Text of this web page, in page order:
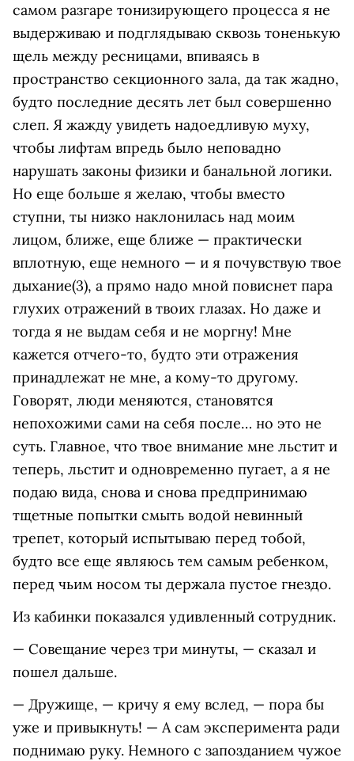
самом разгаре тонизирующего процесса я не
выдерживаю и подглядываю сквозь тоненькую
щель между ресницами, впиваясь в
пространство секционного зала, да так жадно,
будто последние десять лет был совершенно
слеп. Я жажду увидеть надоедливую муху,
чтобы лифтам впредь было неповадно
нарушать законы физики и банальной логики.
Но еще больше я желаю, чтобы вместо
ступни, ты низко наклонилась над моим
лицом, ближе, еще ближе — практически
вплотную, еще немного — и я почувствую твое
дыхание(3), а прямо надо мной повиснет пара
глухих отражений в твоих глазах. Но даже и
тогда я не выдам себя и не моргну! Мне
кажется отчего-то, будто эти отражения
принадлежат не мне, а кому-то другому.
Говорят, люди меняются, становятся
непохожими сами на себя после… но это не
суть. Главное, что твое внимание мне льстит и
теперь, льстит и одновременно пугает, а я не
подаю вида, снова и снова предпринимаю
тщетные попытки смыть водой невинный
трепет, который испытываю перед тобой,
будто все еще являюсь тем самым ребенком,
перед чьим носом ты держала пустое гнездо.
Из кабинки показался удивленный сотрудник.
— Совещание через три минуты, — сказал и
пошел дальше.
— Дружище, — кричу я ему вслед, — пора бы
уже и привыкнуть! — А сам эксперимента ради
поднимаю руку. Немного с запозданием чужое